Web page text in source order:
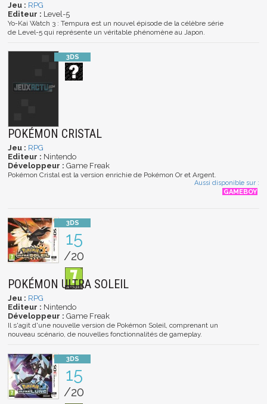
Jeu : RPG
Editeur : Level-5
Yo-Kai Watch 3 : Tempura est un nouvel épisode de la célèbre série
de Level-5 qui représente un véritable phénomène au Japon.
POKÉMON CRISTAL
Jeu : RPG
Editeur : Nintendo
Développeur : Game Freak
Pokémon Cristal est la version enrichie de Pokémon Or et Argent.
Aussi disponible sur :
15
/20
POKÉMON ULTRA SOLEIL
Jeu : RPG
Editeur : Nintendo
Développeur : Game Freak
Il s'agit d'une nouvelle version de Pokémon Soleil, comprenant un
nouveau scénario, de nouvelles fonctionnalités de gameplay.
15
/20